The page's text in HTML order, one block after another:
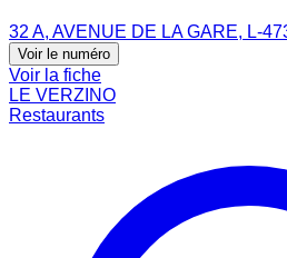
32 A, AVENUE DE LA GARE, L-
Voir le numéro
Voir la fiche
LE VERZINO
Restaurants